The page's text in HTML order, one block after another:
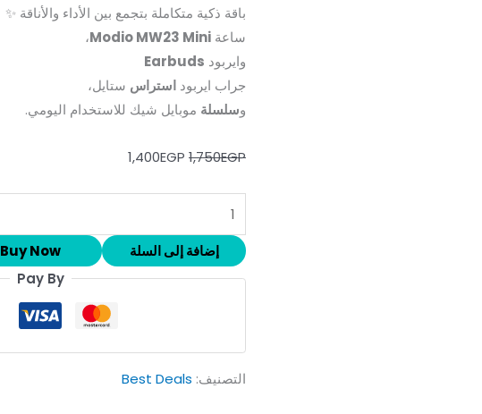
باقة ذكية متكاملة بتجمع بين الأداء والأناقة ✨
ساعة Modio MW23 Mini،
وايربود Earbuds
جراب ايربود استراس ستايل،
وسلسلة موبايل شيك للاستخدام اليومي.
1,750EGP
1,400EGP
إضافة إلى السلة
Buy Now
Pay By
التصنيف: Best Deals